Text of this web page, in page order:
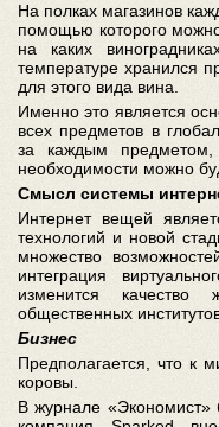
На полках магазинов
помощью которого
на каких
температуре хранился
для этого вида вина.
Именно это является
всех предметов в
за каждым
необходимости можно
Смысл системы
Интернет вещей
технологий и новой
множество
интеграция
изменится
общественных
Бизнес
Предполагается, что к
коровы.
В журнале «Экономист»